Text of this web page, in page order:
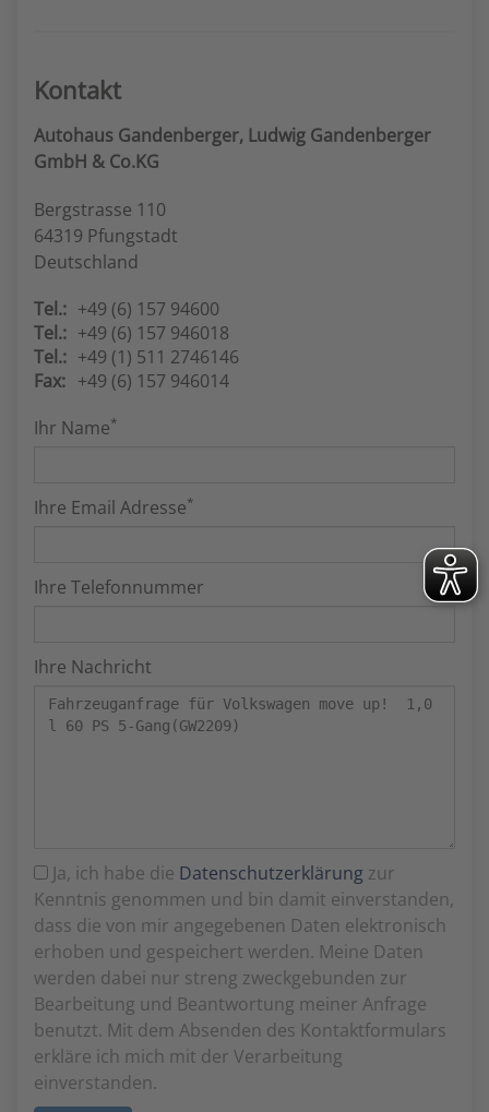
Kontakt
Autohaus Gandenberger, Ludwig Gandenberger
GmbH & Co.KG
Bergstrasse 110
64319 Pfungstadt
Deutschland
Tel.: +49 (6) 157 94600
Tel.: +49 (6) 157 946018
Tel.: +49 (1) 511 2746146
Fax: +49 (6) 157 946014
Ihr Name*
Ihre Email Adresse*
Ihre Telefonnummer
Ihre Nachricht
Ja, ich habe die Datenschutzerklärung zur
Kenntnis genommen und bin damit einverstanden,
dass die von mir angegebenen Daten elektronisch
erhoben und gespeichert werden. Meine Daten
werden dabei nur streng zweckgebunden zur
Bearbeitung und Beantwortung meiner Anfrage
benutzt. Mit dem Absenden des Kontaktformulars
erkläre ich mich mit der Verarbeitung
einverstanden.